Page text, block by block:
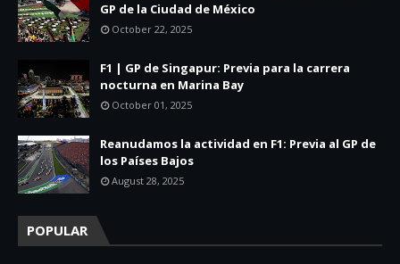
GP de la Ciudad de México
October 22, 2025
F1 | GP de Singapur: Previa para la carrera
nocturna en Marina Bay
October 01, 2025
Reanudamos la actividad en F1: Previa al GP de
los Países Bajos
August 28, 2025
POPULAR